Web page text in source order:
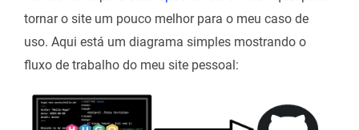
tornar o site um pouco melhor para o meu caso de
uso. Aqui está um diagrama simples mostrando o
fluxo de trabalho do meu site pessoal: